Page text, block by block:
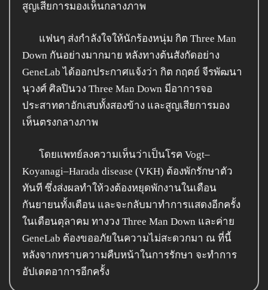
สูญเสียการมองเห็นกลางภาพ
แฟนๆ ส่งกำลังใจให้นักร้องหนุ่ม กิต Three Man
Down กันอย่างมากมาย หลังทางต้นสังกัดอย่าง
GeneLab ได้ออกประกาศแจ้งว่า กิต กฤตย์ จีรพัฒนา
นุวงศ์ ศิลปินวง Three Man Down มีอาการจอ
ประสาทตาอักเสบทั้งสองข้าง และสูญเสียการมอง
เห็นตรงกลางภาพ
โดยแพทย์ลงความเห็นว่าเป็นโรค Vogt–
Koyanagi–Harada disease (VKH) ต้องพักรักษาตัว
ทันที ซึ่งส่งผลทำให้วงต้องหยุดพักงานในเดือน
กันยายนทั้งเดือน และจะกลับมาทำการแสดงอีกครั้ง
ในเดือนตุลาคม ทางวง Three Man Down และค่าย
GeneLab ต้องขออภัยในความไม่สะดวกมา ณ ที่นี้
หลังจากทราบความคืบหน้าในการรักษา จะทำการ
อัปเดตอาการอีกครั้ง